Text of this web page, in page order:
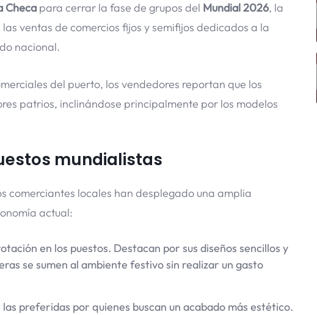
Checa para cerrar la fase de grupos del Mundial 2026, la
ventas de comercios fijos y semifijos dedicados a la
nacional.
del puerto, los vendedores reportan que los
patrios, inclinándose principalmente por los modelos
mundialistas
comerciantes locales han desplegado una amplia
actual:
en los puestos. Destacan por sus diseños sencillos y
se sumen al ambiente festivo sin realizar un gasto
las preferidas por quienes buscan un acabado más estético.